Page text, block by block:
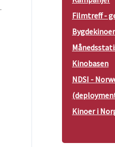
Filmtreff -
Kinobasen
NDSI -
Kinoer i